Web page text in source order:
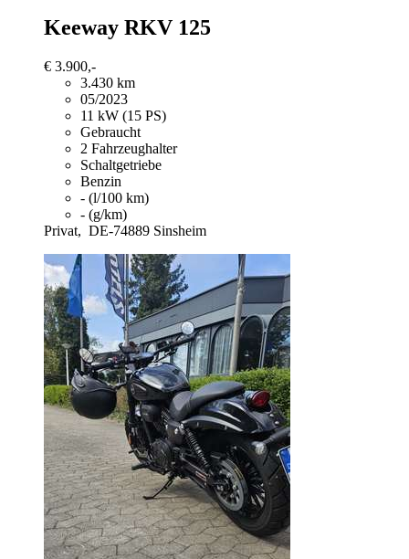
Keeway RKV 125
€ 3.900,-
3.430 km
05/2023
11 kW (15 PS)
Gebraucht
2 Fahrzeughalter
Schaltgetriebe
Benzin
- (l/100 km)
- (g/km)
Privat, DE-74889 Sinsheim